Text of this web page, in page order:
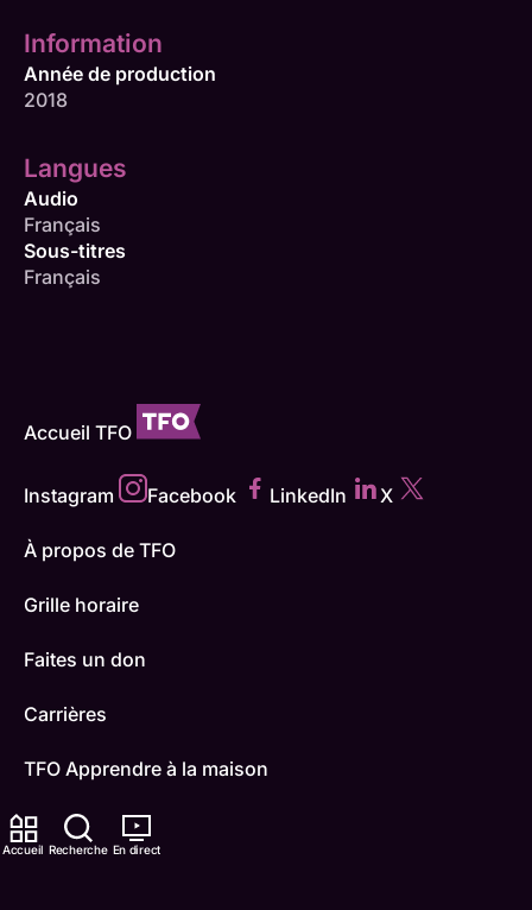
Accueil Recherche En direct
Information
Année de production
2018
Langues
Audio
Français
Sous-titres
Français
Accueil TFO
Instagram Facebook LinkedIn X
À propos de TFO
Grille horaire
Faites un don
Carrières
TFO Apprendre à la maison
Comment nous capter